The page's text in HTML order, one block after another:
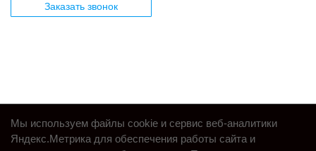
Заказать звонок
Мы используем файлы cookie и сервис веб-аналитики
Яндекс.Метрика для обеспечения работы сайта и